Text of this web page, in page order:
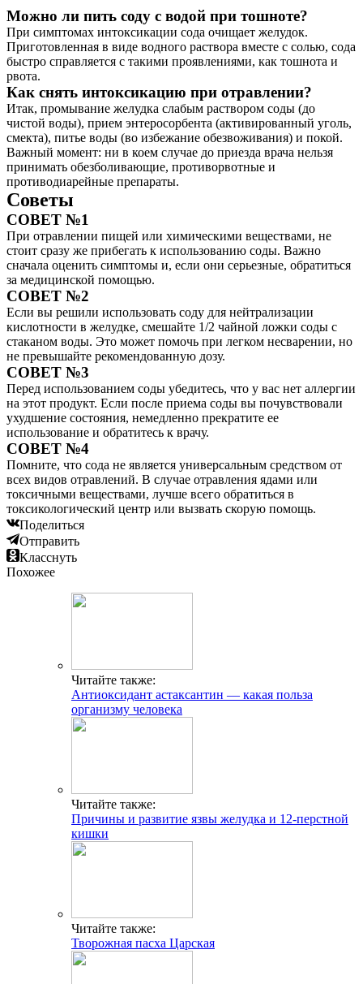
Можно ли пить соду с водой при тошноте?
При симптомах интоксикации сода очищает желудок.
Приготовленная в виде водного раствора вместе с солью, сода
быстро справляется с такими проявлениями, как тошнота и
рвота.
Как снять интоксикацию при отравлении?
Итак, промывание желудка слабым раствором соды (до
чистой воды), прием энтеросорбента (активированный уголь,
смекта), питье воды (во избежание обезвоживания) и покой.
Важный момент: ни в коем случае до приезда врача нельзя
принимать обезболивающие, противорвотные и
противодиарейные препараты.
Советы
СОВЕТ №1
При отравлении пищей или химическими веществами, не
стоит сразу же прибегать к использованию соды. Важно
сначала оценить симптомы и, если они серьезные, обратиться
за медицинской помощью.
СОВЕТ №2
Если вы решили использовать соду для нейтрализации
кислотности в желудке, смешайте 1/2 чайной ложки соды с
стаканом воды. Это может помочь при легком несварении, но
не превышайте рекомендованную дозу.
СОВЕТ №3
Перед использованием соды убедитесь, что у вас нет аллергии
на этот продукт. Если после приема соды вы почувствовали
ухудшение состояния, немедленно прекратите ее
использование и обратитесь к врачу.
СОВЕТ №4
Помните, что сода не является универсальным средством от
всех видов отравлений. В случае отравления ядами или
токсичными веществами, лучше всего обратиться в
токсикологический центр или вызвать скорую помощь.
Поделиться
Отправить
Класснуть
Похожее
Читайте также:
Антиоксидант астаксантин — какая польза
организму человека
Читайте также:
Причины и развитие язвы желудка и 12-перстной
кишки
Читайте также:
Творожная пасха Царская